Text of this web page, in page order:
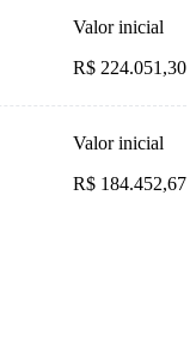
Valor inicial
R$ 224.051,30
Valor inicial
R$ 184.452,67